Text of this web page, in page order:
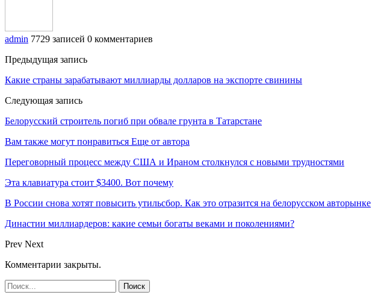
admin 7729 записей 0 комментариев
Предыдущая запись
Какие страны зарабатывают миллиарды долларов на экспорте свинины
Следующая запись
Белорусский строитель погиб при обвале грунта в Татарстане
Вам также могут понравиться Еще от автора
Переговорный процесс между США и Ираном столкнулся с новыми трудностями
Эта клавиатура стоит $3400. Вот почему
В России снова хотят повысить утильсбор. Как это отразится на белорусском авторынке
Династии миллиардеров: какие семьи богаты веками и поколениями?
Prev Next
Комментарии закрыты.